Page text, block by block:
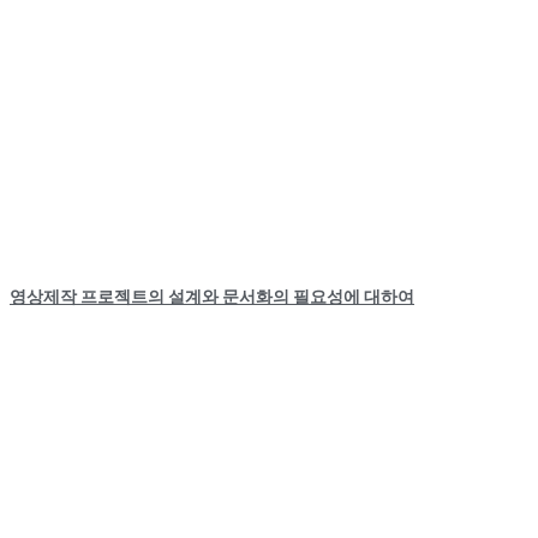
영상제작 프로젝트의 설계와 문서화의 필요성에 대하여